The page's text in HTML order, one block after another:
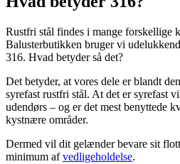
Rustfri stål findes i mange forskellige
Balusterbutikken bruger vi
316. Hvad betyder så det?
Det betyder, at vores dele er blandt
syrefast rustfri stål. At det er syrefast
udendørs – og er det mest benyttede
kystnære områder.
Dermed vil dit gelænder bevare sit
minimum afvedligeholdelse.